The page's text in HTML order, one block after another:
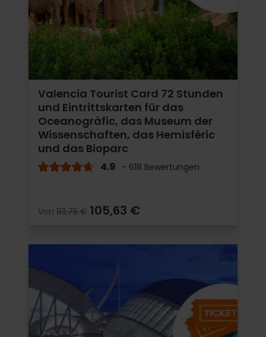
Valencia Tourist Card 72 Stunden
und Eintrittskarten für das
Oceanogràfic, das Museum der
Wissenschaften, das Hemisfèric
und das Bioparc
4.9 - 618 Bewertungen
Von 113,75 € 105,63 €